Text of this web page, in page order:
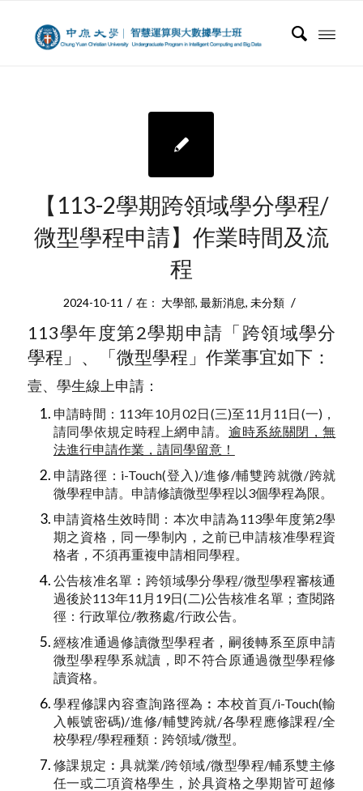
【113-2學期跨領域學分學程/
微型學程申請】作業時間及流
程
2024-10-11 / 在： 大學部, 最新消息, 未分類 /
113學年度第2學期申請「跨領域學分
學程」、「微型學程」作業事宜如下：
壹、學生線上申請：
申請時間：113年10月02日(三)至11月11日(一)，
請同學依規定時程上網申請。 逾時系統關閉，無
法進行申請作業，請同學留意！
申請路徑：i-Touch(登入)/進修/輔雙跨就微/跨就
微學程申請。申請修讀微型學程以3個學程為限。
申請資格生效時間：本次申請為113學年度第2學
期之資格，同一學制內，之前已申請核准學程資
格者，不須再重複申請相同學程。
公告核准名單︰跨領域學分學程/微型學程審核通
過後於113年11月19日(二)公告核准名單；查閱路
徑：行政單位/教務處/行政公告。
經核准通過修讀微型學程者，嗣後轉系至原申請
微型學程學系就讀，即不符合原通過微型學程修
讀資格。
學程修課內容查詢路徑為︰本校首頁/i-Touch(輸
入帳號密碼)/進修/輔雙跨就/各學程應修課程/全
校學程/學程種類：跨領域/微型。
修課規定︰具就業/跨領域/微型學程/輔系雙主修
任一或二項資格學生，於具資格之學期皆可超修